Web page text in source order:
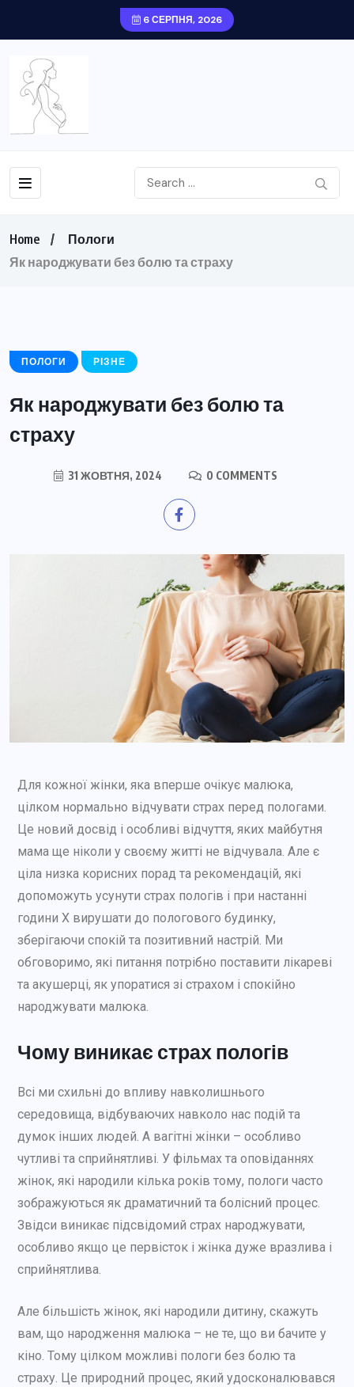
6 СЕРПНЯ, 2026
Home
Пологи
Як народжувати без болю та страху
ПОЛОГИ РІЗНЕ
Як народжувати без болю та
страху
31 ЖОВТНЯ, 2024 0 COMMENTS
Для кожної жінки, яка вперше очікує малюка,
цілком нормально відчувати страх перед пологами.
Це новий досвід і особливі відчуття, яких майбутня
мама ще ніколи у своєму житті не відчувала. Але є
ціла низка корисних порад та рекомендацій, які
допоможуть усунути страх пологів і при настанні
години Х вирушати до пологового будинку,
зберігаючи спокій та позитивний настрій. Ми
обговоримо, які питання потрібно поставити лікареві
та акушерці, як упоратися зі страхом і спокійно
народжувати малюка.
Чому виникає страх пологів
Всі ми схильні до впливу навколишнього
середовища, відбуваючих навколо нас подій та
думок інших людей. А вагітні жінки – особливо
чутливі та сприйнятливі. У фільмах та оповіданнях
жінок, які народили кілька років тому, пологи часто
зображуються як драматичний та болісний процес.
Звідси виникає підсвідомий страх народжувати,
особливо якщо це первісток і жінка дуже вразлива і
сприйнятлива.
Але більшість жінок, які народили дитину, скажуть
вам, що народження малюка – не те, що ви бачите у
кіно. Тому цілком можливі пологи без болю та
страху. Це природний процес, який удосконалювався